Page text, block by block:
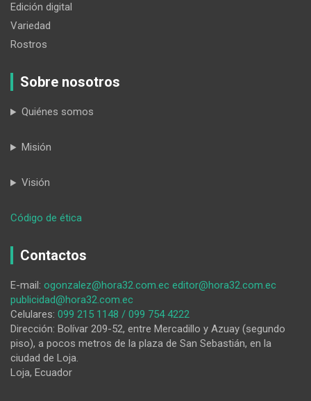
Edición digital
Variedad
Rostros
Sobre nosotros
Quiénes somos
Misión
Visión
Código de ética
2026
a
más
de
1.400
participantes
Contactos
E-mail: ogonzalez@hora32.com.ec editor@hora32.com.ec
publicidad@hora32.com.ec
Celulares: 099 215 1148 / 099 754 4222
Dirección: Bolívar 209-52, entre Mercadillo y Azuay (segundo
piso), a pocos metros de la plaza de San Sebastián, en la
ciudad de Loja.
Loja, Ecuador